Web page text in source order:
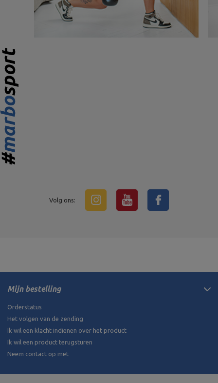
Volg ons:
Mijn bestelling
Orderstatus
Het volgen van de zending
Ik wil een klacht indienen over het product
Ik wil een product terugsturen
Neem contact op met